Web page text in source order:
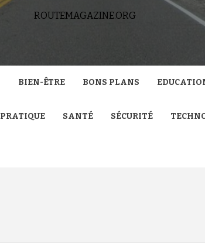
ROUTEMAGAZINE.ORG
BIEN-ÊTRE BONS PLANS
PRATIQUE SANTÉ SÉCURITÉ